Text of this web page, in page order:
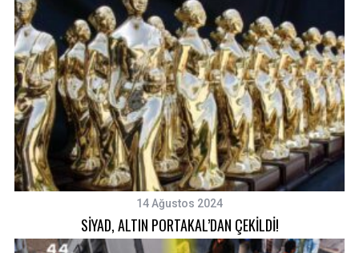
14 Ağustos 2024
SİYAD, ALTIN PORTAKAL’DAN ÇEKİLDİ!